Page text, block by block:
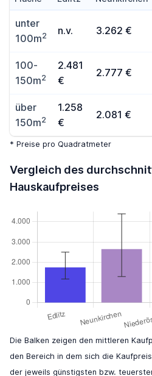
unter
100m2 n.v. 3.262 €
100-
150m2
2.481
€
2.777 €
über
150m2
1.258
€
2.081 €
* Preise pro Quadratmeter
Vergleich des
Hauskaufpreises
Die Balken zeigen den mittleren
den Bereich in dem sich die
der jeweils günstigsten bzw.